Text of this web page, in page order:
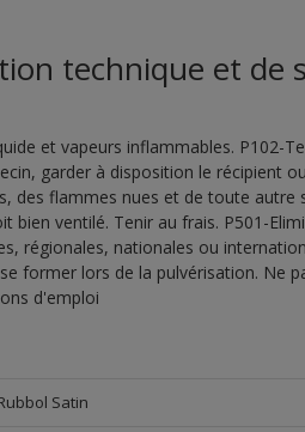
technique et de
et vapeurs inflammables. P102-
garder à disposition le récipient
des flammes nues et de toute autre
bien ventilé. Tenir au frais. P501-
régionales, nationales ou
former lors de la pulvérisation. Ne
d'emploi
Satin